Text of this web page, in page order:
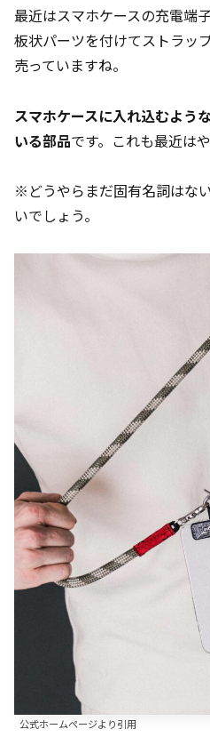
最近はスマホケースの充電端
板状パーツを付けてストラッ
売っていますね。
スマホケースに入れ込むよう
いる部品です。これも最近は
※どうやらまだ固有名詞はな
いでしょう。
公式ホームページより引用